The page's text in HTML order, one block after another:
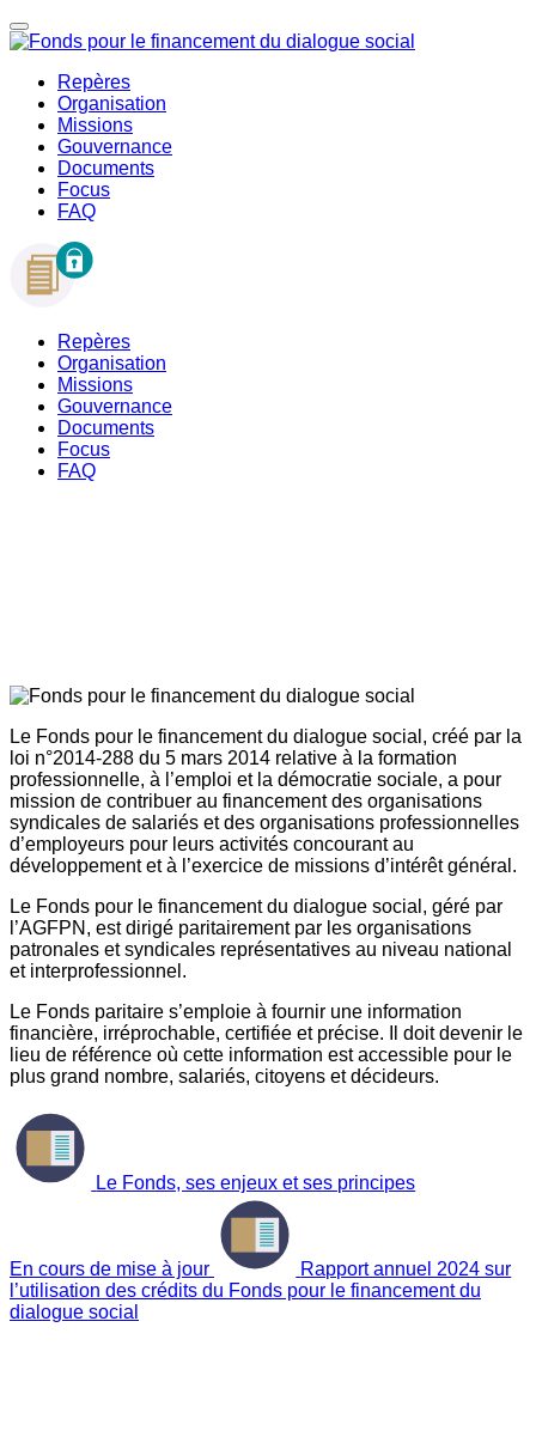
Repères
Organisation
Missions
Gouvernance
Documents
Focus
FAQ
Repères
Organisation
Missions
Gouvernance
Documents
Focus
FAQ
Le Fonds pour le financement du dialogue social, créé par la
loi n°2014-288 du 5 mars 2014 relative à la formation
professionnelle, à l’emploi et la démocratie sociale, a pour
mission de contribuer au financement des organisations
syndicales de salariés et des organisations professionnelles
d’employeurs pour leurs activités concourant au
développement et à l’exercice de missions d’intérêt général.
Le Fonds pour le financement du dialogue social, géré par
l’AGFPN, est dirigé paritairement par les organisations
patronales et syndicales représentatives au niveau national
et interprofessionnel.
Le Fonds paritaire s’emploie à fournir une information
financière, irréprochable, certifiée et précise. Il doit devenir le
lieu de référence où cette information est accessible pour le
plus grand nombre, salariés, citoyens et décideurs.
Le Fonds, ses enjeux et ses principes
En cours de mise à jour
Rapport annuel 2024 sur
l’utilisation des crédits du Fonds pour le financement du
dialogue social